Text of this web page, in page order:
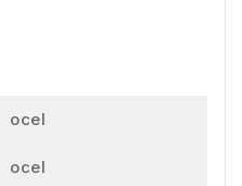
ocel
ocel